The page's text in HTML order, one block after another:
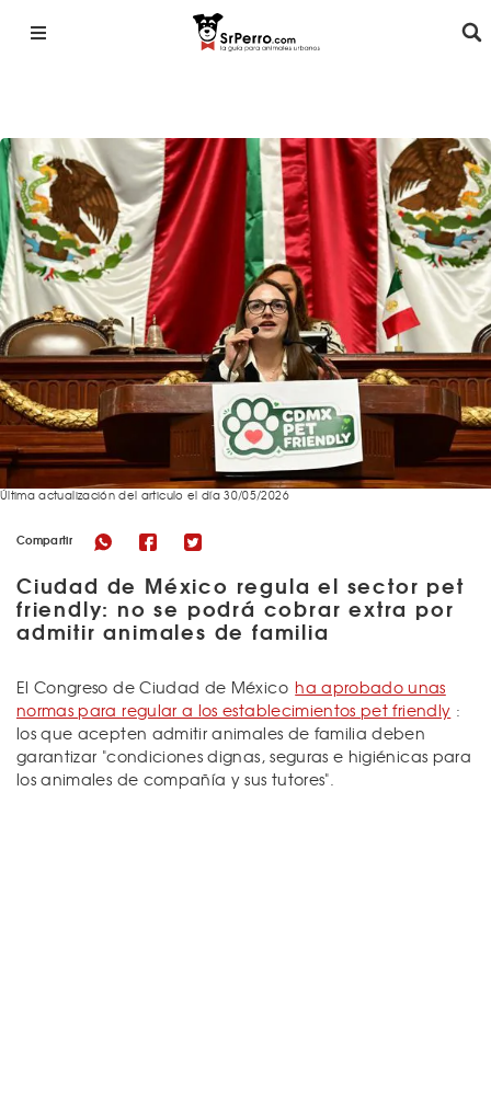
Compartir
Ciudad de México regula el sector pet
friendly: no se podrá cobrar extra por
admitir animales de familia
Última actualización del articulo el día 30/05/2026
El Congreso de Ciudad de México ha aprobado unas
normas para regular a los establecimientos pet friendly :
los que acepten admitir animales de familia deben
garantizar "condiciones dignas, seguras e higiénicas para
los animales de compañía y sus tutores".